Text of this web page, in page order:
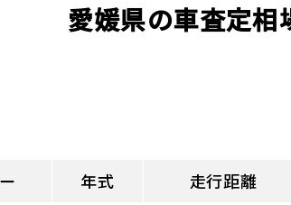
愛媛県の車査定相
年式 走行距離